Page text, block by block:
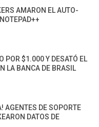
AMARON EL AUTO-
POR $1.000 Y DESATÓ EL
LA BANCA DE BRASIL
AGENTES DE SOPORTE
DATOS DE